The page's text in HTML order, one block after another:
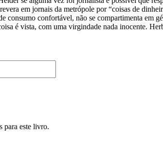
em jornais da metrópole por “coisas de
consumo confortável, não se compartimenta em
é vista, com uma virgindade nada inocente.
para este livro.